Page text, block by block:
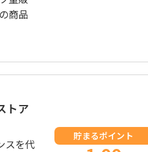
商品
トア
スを代
貯まるポイント